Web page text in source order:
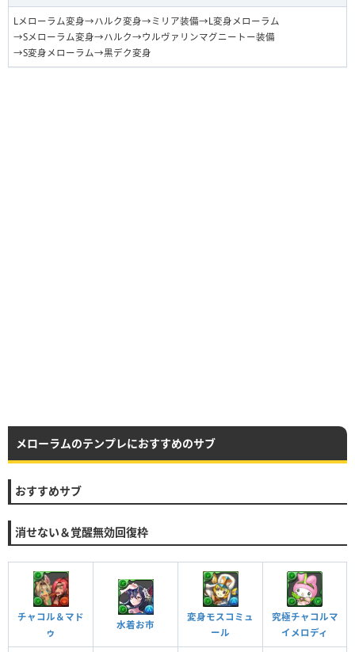
Lメローラム変身→ハルク変身→ミリア装備→L変身メローラム
→Sメローラム変身→ハルク→ウルヴァリンマグニートー装備
→S変身メローラム→黒デク変身
メローラムのテンプレにおすすめのサブ
おすすめサブ
消せない＆覚醒無効回復枠
チャコル＆マド
ゥ
水着お市
変身モスコミュ
ール
究極チャコルマ
イメロディ